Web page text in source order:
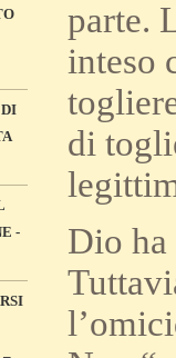
-
parte.
inteso
di
Dio